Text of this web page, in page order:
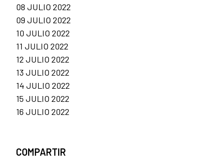
08 JULIO 2022
09 JULIO 2022
10 JULIO 2022
11 JULIO 2022
12 JULIO 2022
13 JULIO 2022
14 JULIO 2022
15 JULIO 2022
16 JULIO 2022
COMPARTIR